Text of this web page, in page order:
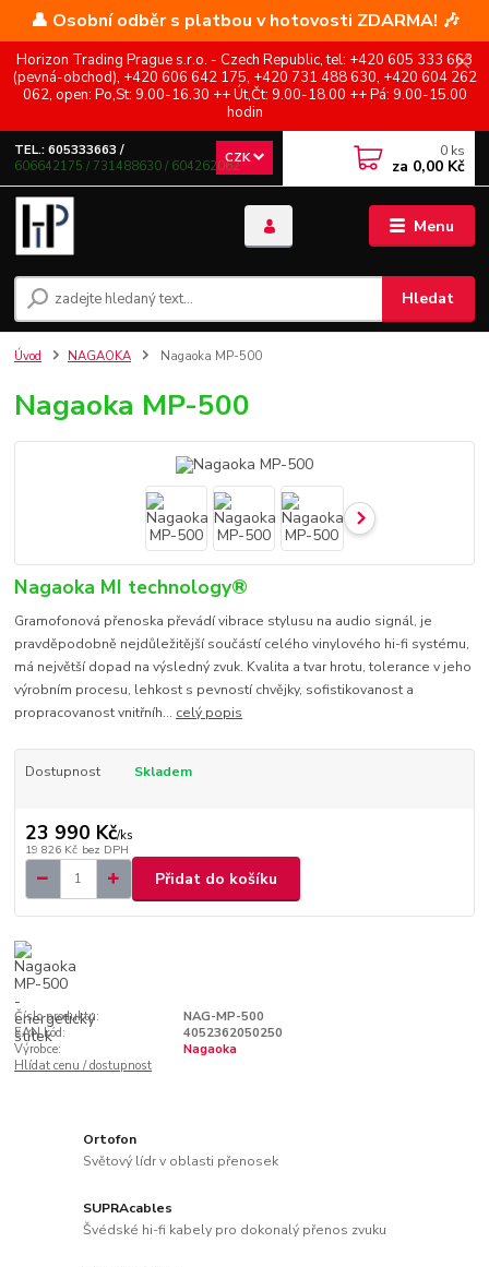
👤 Osobní odběr s platbou v hotovosti ZDARMA! 🎶
Horizon Trading Prague s.r.o. - Czech Republic, tel: +420 605 333 663
(pevná-obchod), +420 606 642 175, +420 731 488 630, +420 604 262
062, open: Po,St: 9.00-16.30 ++ Út,Čt: 9.00-18.00 ++ Pá: 9.00-15.00
hodin
Menu
CZK
Hledat
TEL.: 605333663 /
606642175 / 731488630 / 604262062
0 ks
za 0,00 Kč
Úvod NAGAOKA Nagaoka MP-500
Nagaoka MP-500
Nagaoka MI technology®
Gramofonová přenoska převádí vibrace stylusu na audio signál, je
pravděpodobně nejdůležitější součástí celého vinylového hi-fi systému,
má největší dopad na výsledný zvuk. Kvalita a tvar hrotu, tolerance v jeho
výrobním procesu, lehkost s pevností chvějky, sofistikovanost a
propracovanost vnitřníh... celý popis
Dostupnost Skladem
23 990 Kč/ks
19 826 Kč bez DPH
Přidat do košíku
Číslo produktu:
NAG-MP-500
EAN kód:
4052362050250
Výrobce:
Nagaoka
Hlídat cenu / dostupnost
Ortofon
Světový lídr v oblasti přenosek
SUPRAcables
Švédské hi-fi kabely pro dokonalý přenos zvuku